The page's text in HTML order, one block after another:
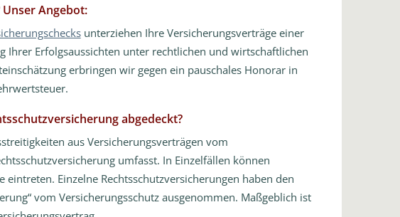
Unser Angebot:
unterziehen Ihre Versicherungsverträge einer
Ihrer Erfolgsaussichten unter rechtlichen und wirtschaftlichen
erbringen wir gegen ein pauschales Honorar in
abgedeckt?
aus Versicherungsverträgen vom
umfasst. In Einzelfällen können
eintreten. Einzelne Rechtsschutzversicherungen haben den
vom Versicherungsschutz ausgenommen. Maßgeblich ist